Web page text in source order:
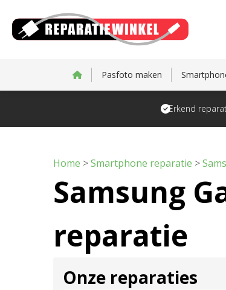
Pasfoto maken
Erkend
Home >Smartphone reparatie >
Samsung
reparatie
Onze reparaties